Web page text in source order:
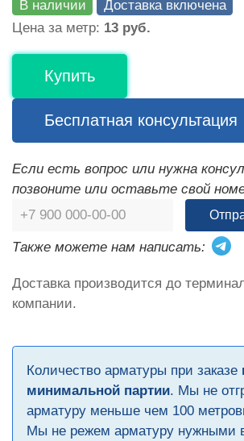
В наличии
Доставка включена
Цена за метр: 13 руб.
Купить
Бесплатная консультация
Если есть вопрос или нужна
позвоните или оставьте свой
Также можете нам написать:
Доставка производится до
компании.
Количество арматуры при заказе
минимальной партии. Мы не
арматуру меньше чем 100
Мы не режем арматуру нужными